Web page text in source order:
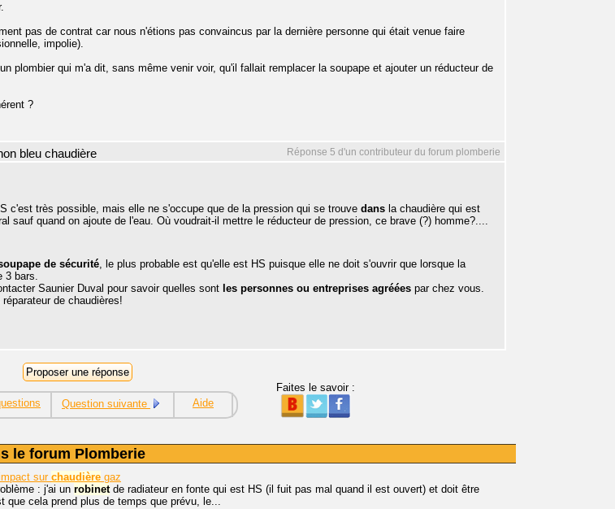
pas de contrat car nous n'étions pas convaincus par la dernière personne qui était venue faire
impolie).
plombier qui m'a dit, sans même venir voir, qu'il fallait remplacer la soupape et ajouter un réducteur de
?
Réponse 5 d'un contributeur du forum plomberie
bleu chaudière
c'est très possible, mais elle ne s'occupe que de la pression qui se trouve dans la chaudière qui est
sauf quand on ajoute de l'eau. Où voudrait-il mettre le réducteur de pression, ce brave (?) homme?....
de sécurité, le plus probable est qu'elle est HS puisque elle ne doit s'ouvrir que lorsque la
3 bars.
Saunier Duval pour savoir quelles sont les personnes ou entreprises agréées par chez vous.
de chaudières!
Question suivante Aide
Faites le savoir :
le forum Plomberie
sur chaudière gaz
: j'ai un robinetde radiateur en fonte qui est HS (il fuit pas mal quand il est ouvert) et doit être
que cela prend plus de temps que prévu, le...